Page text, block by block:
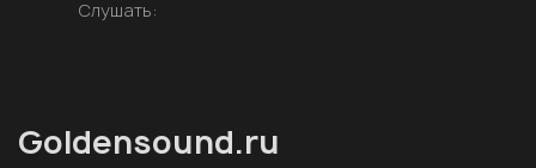
Слушать:
Goldensound.ru